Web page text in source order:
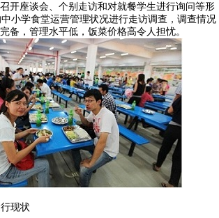
开座谈会、个别走访和对就餐学生进行询问等形
小学食堂运营管理状况进行走访调查，调查情况
备，管理水平低，饭菜价格高令人担忧。
现状